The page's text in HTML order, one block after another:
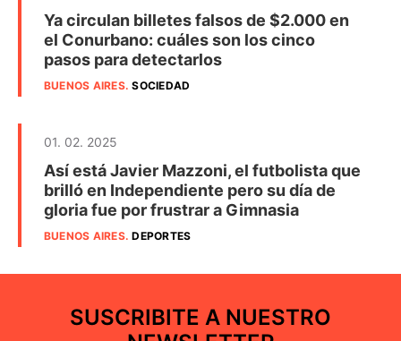
Ya circulan billetes falsos de $2.000 en
el Conurbano: cuáles son los cinco
pasos para detectarlos
BUENOS AIRES.SOCIEDAD
01. 02. 2025
Así está Javier Mazzoni, el futbolista que
brilló en Independiente pero su día de
gloria fue por frustrar a Gimnasia
BUENOS AIRES.DEPORTES
SUSCRIBITE A NUESTRO